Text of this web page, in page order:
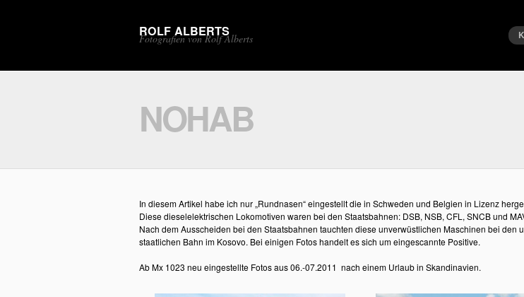
ROLF ALBERTS
Fotografien von Rolf Alberts
NOHAB
In diesem Artikel habe ich nur „Rundnasen“ eingestellt die in Schweden und Belgien in Lizenz
Diese dieselelektrischen Lokomotiven waren bei den Staatsbahnen: DSB, NSB, CFL, SNCB und
Nach dem Ausscheiden bei den Staatsbahnen tauchten diese unverwüstlichen Maschinen bei
staatlichen Bahn im Kosovo. Bei einigen Fotos handelt es sich um eingescannte Positive.
Ab Mx 1023 neu eingestellte Fotos aus 06.-07.2011 nach einem Urlaub in Skandinavien.